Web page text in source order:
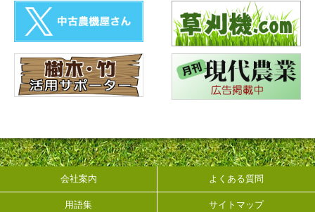
会社案内 よくある質問
用語集 サイトマップ